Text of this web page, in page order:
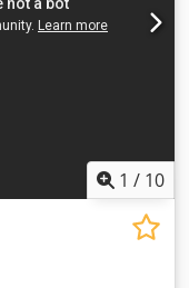
1 / 10